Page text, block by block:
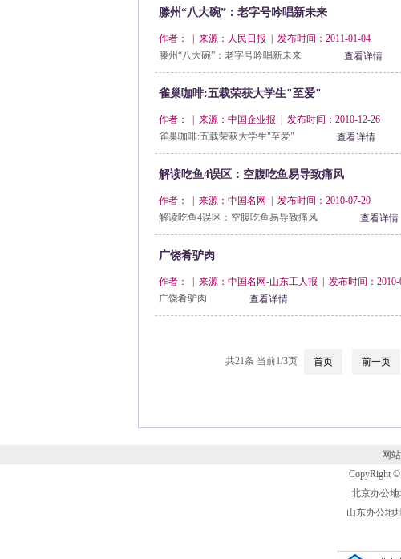
滕州“八大碗”：老字号吟唱新未来
作者： | 来源：人民日报 | 发布时间：2011-01-04
滕州“八大碗”：老字号吟唱新未来
查看详情
雀巢咖啡:五载荣获大学生"至爱"
作者： | 来源：中国企业报 | 发布时间：2010-12-26
雀巢咖啡:五载荣获大学生"至爱"
查看详情
解读吃鱼4误区：空腹吃鱼易导致痛风
作者： | 来源：中国名网 | 发布时间：2010-07-20
解读吃鱼4误区：空腹吃鱼易导致痛风
查看详情
广饶肴驴肉
作者： | 来源：中国名网-山东工人报 | 发布时间：2010-
广饶肴驴肉
查看详情
共21条 当前1/3页 首页 前一页
网
CopyRight
北京办公
山东办公地